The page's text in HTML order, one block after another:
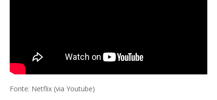
Fonte: Netflix (via Youtube)